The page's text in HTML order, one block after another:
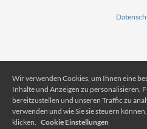
Wir verwenden Cookies, um Ihnen eine
Inhalte und Anzeigen zu personalisieren,
bereitzustellen und unseren Traffic zu
verwenden und wie Sie sie steuern
klicken. Cookie Einstellungen